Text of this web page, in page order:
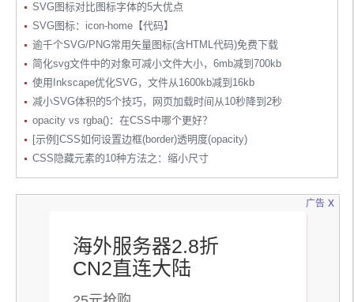
SVG图标对比图标字体的5大优点
SVG图标：icon-home【代码】
逾千个SVG/PNG常用矢量图标(含HTML代码)免费下载
简化svg文件中的对象可减小文件大小，6mb减到700kb
使用Inkscape优化SVG，文件从1600kb减到16kb
减小SVG体积的5个技巧，网页加载时间从10秒降到2秒
opacity vs rgba()：在CSS中哪个更好？
[示例]CSS如何设置边框(border)透明度(opacity)
CSS隐藏元素的10种方法之：缩小尺寸
广告
海外服务器2.8折
CN2直连大陆
x